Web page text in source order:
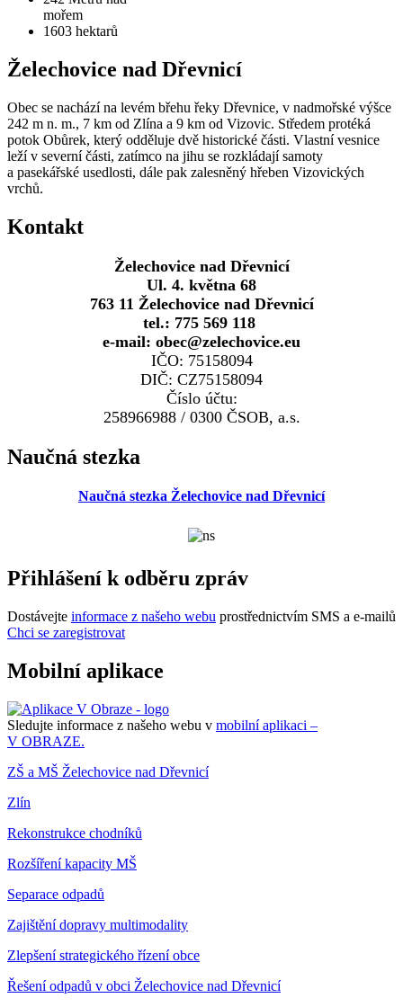
mořem
1603 hektarů
Želechovice nad Dřevnicí
Obec se nachází na levém břehu řeky Dřevnice, v nadmořské výšce
242 m n. m., 7 km od Zlína a 9 km od Vizovic. Středem protéká
potok Obůrek, který odděluje dvě historické části. Vlastní vesnice
leží v severní části, zatímco na jihu se rozkládají samoty
a pasekářské usedlosti, dále pak zalesněný hřeben Vizovických
vrchů.
Kontakt
Želechovice nad Dřevnicí
Ul. 4. května 68
763 11 Želechovice nad Dřevnicí
tel.: 775 569 118
e-mail: obec@zelechovice.eu
IČO: 75158094
DIČ: CZ75158094
Číslo účtu:
258966988 / 0300 ČSOB, a.s.
Naučná stezka
Naučná stezka Želechovice nad Dřevnicí
Přihlášení k odběru zpráv
Dostávejte informace z našeho webu prostřednictvím SMS a e-mailů
Chci se zaregistrovat
Mobilní aplikace
Sledujte informace z našeho webu v mobilní aplikaci –
V OBRAZE.
ZŠ a MŠ Želechovice nad Dřevnicí
Zlín
Rekonstrukce chodníků
Rozšíření kapacity MŠ
Separace odpadů
Zajištění dopravy multimodality
Zlepšení strategického řízení obce
Řešení odpadů v obci Želechovice nad Dřevnicí